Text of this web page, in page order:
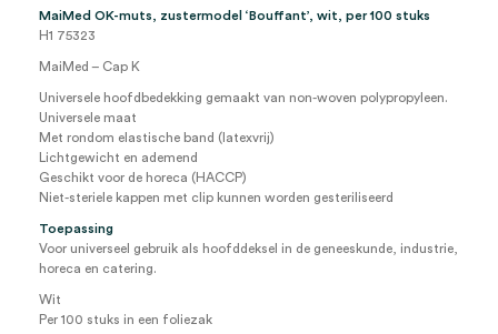
MaiMed OK-muts, zustermodel ‘Bouffant’, wit, per 100 stuks
H1 75323
MaiMed – Cap K
Universele hoofdbedekking gemaakt van non-woven polypropyleen.
Universele maat
Met rondom elastische band (latexvrij)
Lichtgewicht en ademend
Geschikt voor de horeca (HACCP)
Niet-steriele kappen met clip kunnen worden gesteriliseerd
Toepassing
Voor universeel gebruik als hoofddeksel in de geneeskunde, industrie,
horeca en catering.
Wit
Per 100 stuks in een foliezak